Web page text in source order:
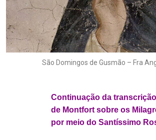
São Domingos de Gusmão – Fra
Continuação da
de Montfort sobre os
por meio do Santíssimo